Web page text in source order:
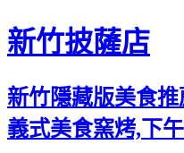
新竹披薩店
新竹隱藏版美食
義式美食窯烤,下